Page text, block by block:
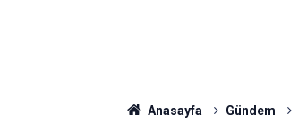
Anasayfa Gündem